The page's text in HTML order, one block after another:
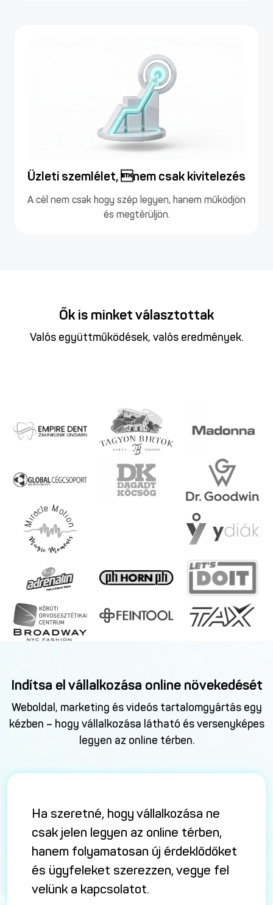
Üzleti szemlélet, nem csak kivitelezés
A cél nem csak hogy szép legyen, hanem működjön
és megtérüljön.
Ők is minket választottak
Valós együttműködések, valós eredmények.
Indítsa el vállalkozása online növekedését
Weboldal, marketing és videós tartalomgyártás egy
kézben – hogy vállalkozása látható és versenyképes
legyen az online térben.
Ha szeretné, hogy vállalkozása ne
csak jelen legyen az online térben,
hanem folyamatosan új érdeklődőket
és ügyfeleket szerezzen, vegye fel
velünk a kapcsolatot.